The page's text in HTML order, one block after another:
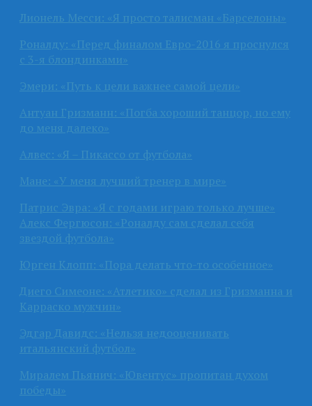
Лионель Месси: «Я просто талисман «Барселоны»
Роналду: «Перед финалом Евро-2016 я проснулся
с 3-я блондинками»
Эмери: «Путь к цели важнее самой цели»
Антуан Гризманн: «Погба хороший танцор, но ему
до меня далеко»
Алвес: «Я – Пикассо от футбола»
Мане: «У меня лучший тренер в мире»
Патрис Эвра: «Я с годами играю только лучше»
Алекс Фергюсон: «Роналду сам сделал себя
звездой футбола»
Юрген Клопп: «Пора делать что-то особенное»
Диего Симеоне: «Атлетико» сделал из Гризманна и
Карраско мужчин»
Эдгар Давидс: «Нельзя недооценивать
итальянский футбол»
Миралем Пьянич: «Ювентус» пропитан духом
победы»